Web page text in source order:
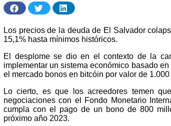
Los precios de la deuda de El Salvador
15,1% hasta mínimos históricos.
El desplome se dio en el contexto de la
implementar un sistema económico basado
el mercado bonos en bitcóin por valor de
Lo cierto, es que los acreedores temen
negociaciones con el Fondo Monetario
cumpla con el pago de un bono de 800
próximo año 2023.